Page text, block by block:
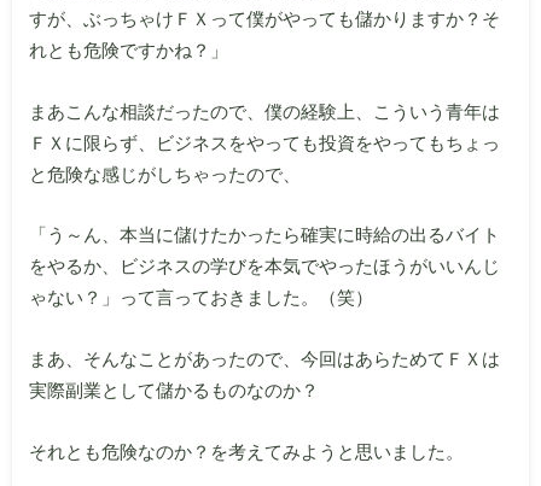
すが、ぶっちゃけＦＸって僕がやっても儲かりますか？そ
れとも危険ですかね？」
まあこんな相談だったので、僕の経験上、こういう青年は
ＦＸに限らず、ビジネスをやっても投資をやってもちょっ
と危険な感じがしちゃったので、
「う～ん、本当に儲けたかったら確実に時給の出るバイト
をやるか、ビジネスの学びを本気でやったほうがいいんじ
ゃない？」って言っておきました。（笑）
まあ、そんなことがあったので、今回はあらためてＦＸは
実際副業として儲かるものなのか？
それとも危険なのか？を考えてみようと思いました。